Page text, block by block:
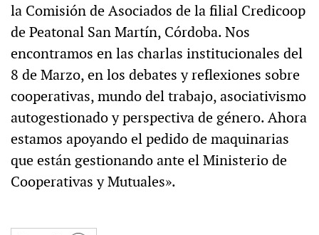
la Comisión de Asociados de la filial Credicoop
de Peatonal San Martín, Córdoba. Nos
encontramos en las charlas institucionales del
8 de Marzo, en los debates y reflexiones sobre
cooperativas, mundo del trabajo, asociativismo
autogestionado y perspectiva de género. Ahora
estamos apoyando el pedido de maquinarias
que están gestionando ante el Ministerio de
Cooperativas y Mutuales».